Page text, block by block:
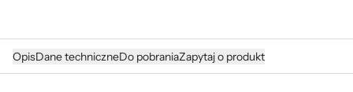
OpisDane techniczneDo pobraniaZapytaj o produkt